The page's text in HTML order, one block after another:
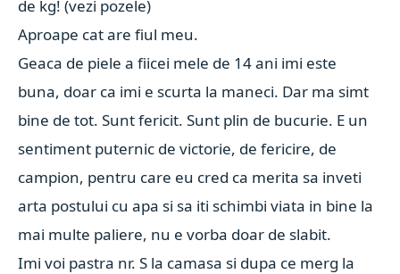
de kg! (vezi pozele)
Aproape cat are fiul meu.
Geaca de piele a fiicei mele de 14 ani imi este
buna, doar ca imi e scurta la maneci. Dar ma simt
bine de tot. Sunt fericit. Sunt plin de bucurie. E un
sentiment puternic de victorie, de fericire, de
campion, pentru care eu cred ca merita sa inveti
arta postului cu apa si sa iti schimbi viata in bine la
mai multe paliere, nu e vorba doar de slabit.
Imi voi pastra nr. S la camasa si dupa ce merg la